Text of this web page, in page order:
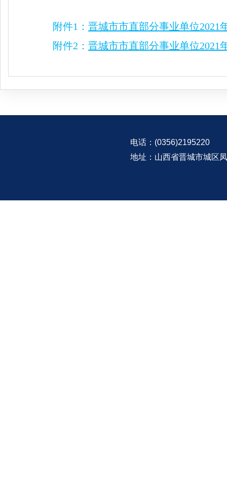
附件1： 晋城市市直部分事业单位2021
附件2： 晋城市市直部分事业单位2021
电话：(0356)2195220
地址：山西省晋城市城区